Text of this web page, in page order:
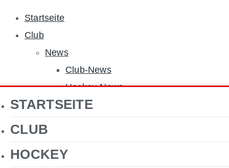
Startseite
Club
News
Club-News
Hockey-News
Tennis-News
Über uns
Jobs
STARTSEITE
CLUB
HOCKEY